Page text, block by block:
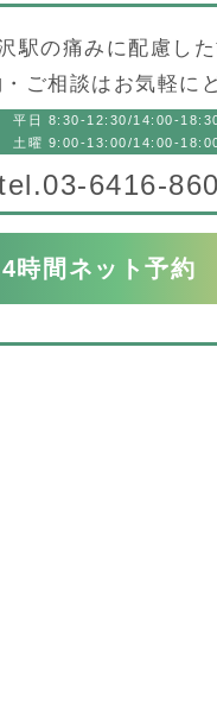
駅の痛みに配慮し
・ご相談はお気軽に
平日 8:30-12:30/14:00-
土曜 9:00-13:00/14:00-
03-6416-
時間ネット予